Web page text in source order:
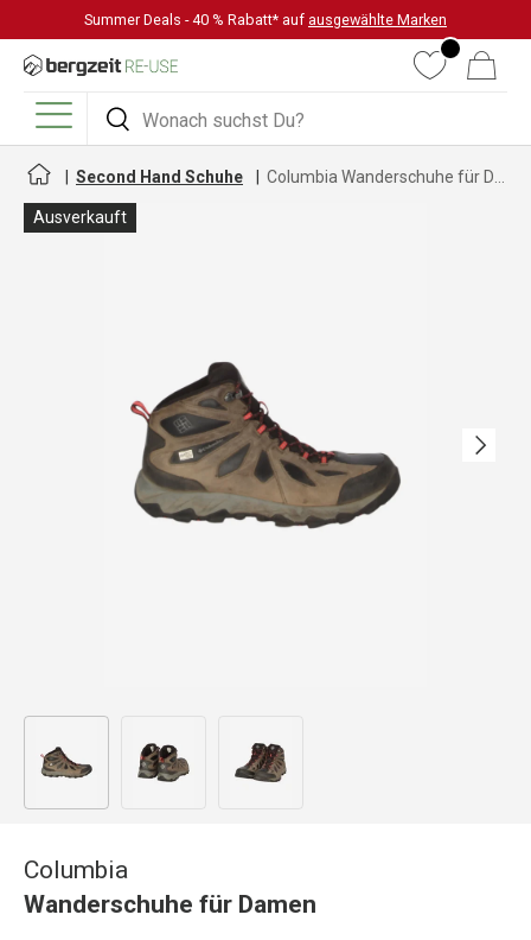
DIREKT ZUM INHALT
Summer Deals - 40 % Rabatt* auf ausgewählte Marken
Suchen
Suchen
WunschlisteWarenkorb
Menü
Second Hand Schuhe
Ausverkauft
Nächste
Bild 1 in Galerieansicht laden
Columbia
Wanderschuhe für Damen